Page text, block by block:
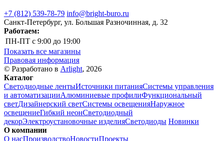
+7 (812) 539-78-79 info@bright-buro.ru
Санкт-Петербург, ул. Большая Разночинная, д. 32
Работаем:
ПН-ПТ с 9:00 до 19:00
Показать все магазины
Правовая информация
© Разработано в Arlight, 2026
Каталог
Светодиодные лентыИсточники питанияСистемы управления
и автоматизацииАлюминиевые профилиФункциональный
светДизайнерский светСистемы освещенияНаружное
освещениеГибкий неонСветодиодный
декорЭлектроустановочные изделияСветодиоды Новинки
О компании
О насПроизводствоНовостиПроекты